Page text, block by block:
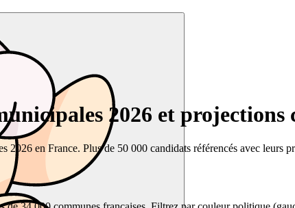
2026 et projections
2026 en France. Plus de 50 000 candidats référencés avec leurs